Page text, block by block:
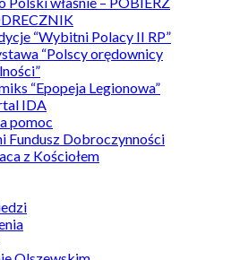
“Wybitni Polacy II RP”
“Polscy orędownicy
“Epopeja Legionowa”
IDA
pomoc
Fundusz Dobroczynności
z Kościołem